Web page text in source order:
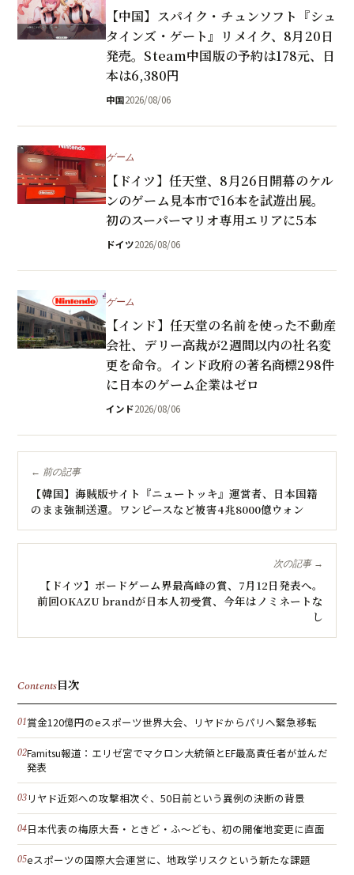
【中国】スパイク・チュンソフト『シュ
タインズ・ゲート』リメイク、8月20日
発売。Steam中国版の予約は178元、日
本は6,380円
中国2026/08/06
ゲーム
【ドイツ】任天堂、8月26日開幕のケル
ンのゲーム見本市で16本を試遊出展。
初のスーパーマリオ専用エリアに5本
ドイツ2026/08/06
ゲーム
【インド】任天堂の名前を使った不動産
会社、デリー高裁が2週間以内の社名変
更を命令。インド政府の著名商標298件
に日本のゲーム企業はゼロ
インド2026/08/06
← 前の記事
【韓国】海賊版サイト『ニュートッキ』運営者、日本国籍
のまま強制送還。ワンピースなど被害4兆8000億ウォン
次の記事 →
【ドイツ】ボードゲーム界最高峰の賞、7月12日発表へ。
前回OKAZU brandが日本人初受賞、今年はノミネートな
し
Contents目次
賞金120億円のeスポーツ世界大会、リヤドからパリへ緊急移転
Famitsu報道：エリゼ宮でマクロン大統領とEF最高責任者が並んだ
発表
リヤド近郊への攻撃相次ぐ、50日前という異例の決断の背景
日本代表の梅原大吾・ときど・ふ〜ども、初の開催地変更に直面
eスポーツの国際大会運営に、地政学リスクという新たな課題